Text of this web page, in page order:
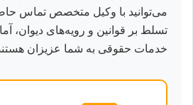
می‌توانید با وکیل متخصص تماس
تسلط بر قوانین و رویه‌های دیوان،
خدمات حقوقی به شما عزیزان